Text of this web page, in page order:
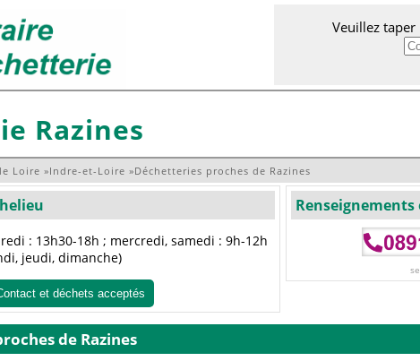
Veuillez
Razines
Loire »Indre-et-Loire »Déchetteries proches de Razines
: 13h30-18h ; mercredi, samedi : 9h-12h
jeudi, dimanche)
et déchets acceptés
de Razines